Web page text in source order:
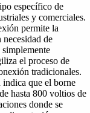
específico de
y comerciales.
permite la
de
simplemente
el proceso de
tradicionales.
indica que el borne
hasta 800 voltios de
donde se